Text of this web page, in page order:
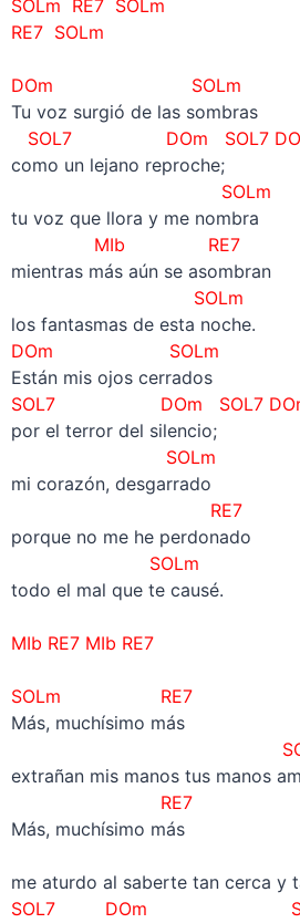
SOLm RE7SOLm
RE7SOLm
DOm SOLm
Tu voz surgió de las sombras
SOL7 DOm
SOL7
como un lejano reproche;
SOLm
tu voz que llora y me nombra
MIb RE7
mientras más aún se asombran
SOLm
los fantasmas de esta noche.
DOm SOLm
Están mis ojos cerrados
SOL7 DOm
SOL7
por el terror del silencio;
SOLm
mi corazón, desgarrado
RE7
porque no me he perdonado
SOLm
todo el mal que te causé.
MIb RE7 MIb RE7
SOLm RE7
Más, muchísimo más
extrañan mis manos tus manos
RE7
Más, muchísimo más
me aturdo al saberte tan cerca y
SOL7 DOm